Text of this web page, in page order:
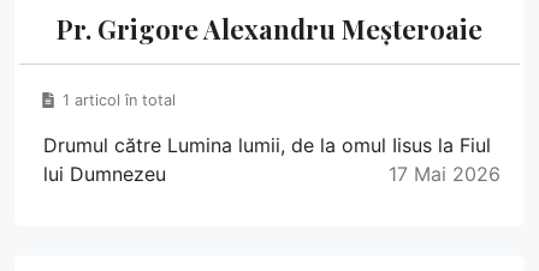
Pr. Grigore Alexandru Meșteroaie
1 articol în total
Drumul către Lumina lumii, de la omul Iisus la Fiul
lui Dumnezeu
17 Mai 2026